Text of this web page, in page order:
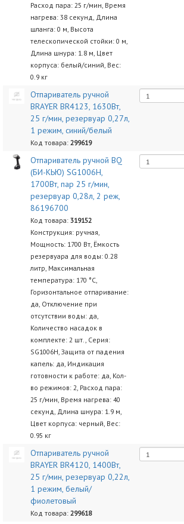
Расход пара: 25 г/мин, Время
нагрева: 38 секунд, Длина
шланга: 0 м, Высота
телескопической стойки: 0 м,
Длина шнура: 1.8 м, Цвет
корпуса: белый/синий, Вес:
0.9 кг
Отпариватель ручной
BRAYER BR4123, 1630Вт,
25 г/мин, резервуар 0,27л,
1 режим, синий/белый
Код товара: 299619
Отпариватель ручной BQ
(БИ-КЬЮ) SG1006H,
1700Вт, пар 25 г/мин,
резервуар 0,28л, 2 реж,
86196700
Код товара: 319152
Конструкция: ручная,
Мощность: 1700 Вт, Ёмкость
резервуара для воды: 0.28
литр, Максимальная
температура: 170 °C,
Горизонтальное отпаривание:
да, Отключение при
отсутствии воды: да,
Количество насадок в
комплекте: 2 шт., Серия:
SG1006H, Защита от падения
капель: да, Индикация
готовности к работе: да, Кол-
во режимов: 2, Расход пара:
25 г/мин, Время нагрева: 40
секунд, Длина шнура: 1.9 м,
Цвет корпуса: черный, Вес:
0.95 кг
Отпариватель ручной
BRAYER BR4120, 1400Вт,
25 г/мин, резервуар 0,22л,
1 режим, белый/
фиолетовый
Код товара: 299618